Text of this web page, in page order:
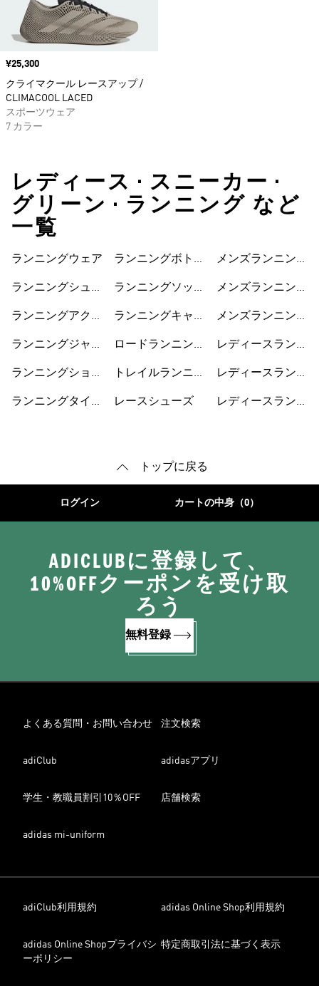
価格
¥25,300
クライマクール レースアップ /
CLIMACOOL LACED
スポーツウェア
7 カラー
レディース • スニーカー •
グリーン • ランニング など
一覧
ランニングウェア
ランニングシュー
ランニングアクセ
ランニングジャケ
ランニングショー
ランニングタイ
ランニングボトム
ランニングソック
ランニングキャッ
ロードランニング
トレイルランニン
レースシューズ
メンズランニング
メンズランニング
メンズランニング
レディースランニ
レディースランニ
ツ
レディースランニ
トップに戻る
ログイン カートの中身（0）
ADICLUBに登録して、
10%OFFクーポンを受け取
ろう
無料登録
よくある質問・お問い合わせ 注文検索
adiClub adidasアプリ
学生・教職員割引10％OFF 店舗検索
adidas mi-uniform
adiClub利用規約 adidas Online Shop利用規約
adidas Online Shopプライバシ
ーポリシー
特定商取引法に基づく表示